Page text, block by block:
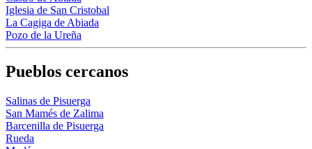
Iglesia de San Cristobal
La Cagiga de Abiada
Pozo de la Ureña
Pueblos cercanos
Salinas de Pisuerga
San Mamés de Zalima
Barcenilla de Pisuerga
Rueda